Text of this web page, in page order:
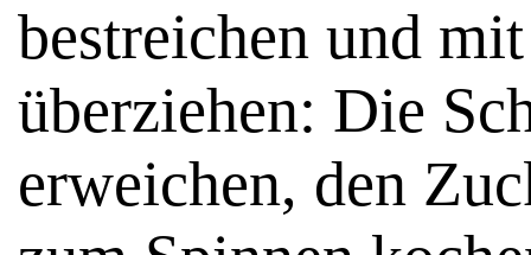
bestreichen und
überziehen: Die
erweichen, den